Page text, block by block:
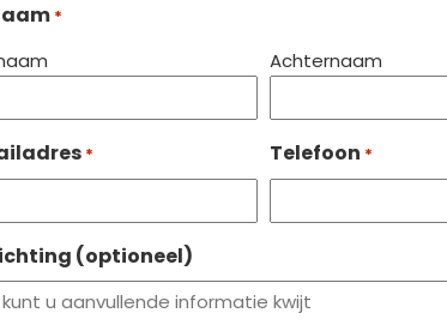
*
Achternaam
* Telefoon *
(optioneel)